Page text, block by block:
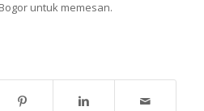
untuk memesan.